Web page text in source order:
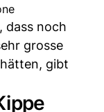
dass noch
grosse
gibt